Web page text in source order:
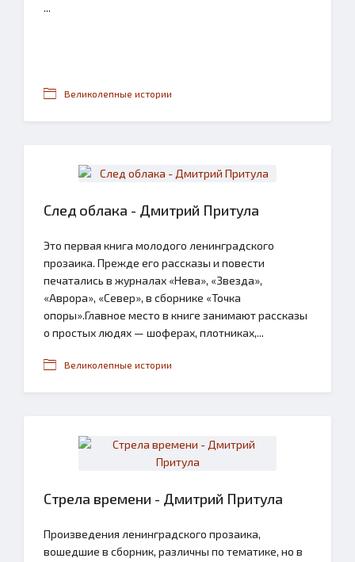
...
Великолепные истории
След облака - Дмитрий Притула
Это первая книга молодого ленинградского
прозаика. Прежде его рассказы и повести
печатались в журналах «Нева», «Звезда»,
«Аврора», «Север», в сборнике «Точка
опоры».Главное место в книге занимают рассказы
о простых людях — шоферах, плотниках,...
Великолепные истории
Стрела времени - Дмитрий Притула
Произведения ленинградского прозаика,
вошедшие в сборник, различны по тематике, но в